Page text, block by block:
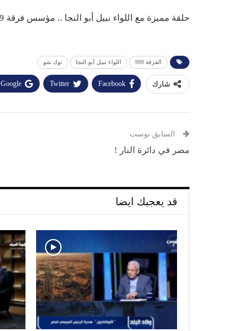
حلقة مميزة مع اللواء نبيل أبو النجا .. مؤسس فرقة 999 بالصاعقة المصرية
الفرقة 999 اللواء نبيل أبو النجا توك شو
شارك Facebook
Twitter
Google+
السابق بوست
مصر في دائرة النار !
قد يعجبك ايضا